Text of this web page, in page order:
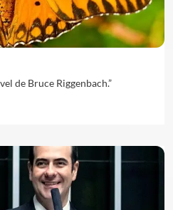
de Bruce Riggenbach.”